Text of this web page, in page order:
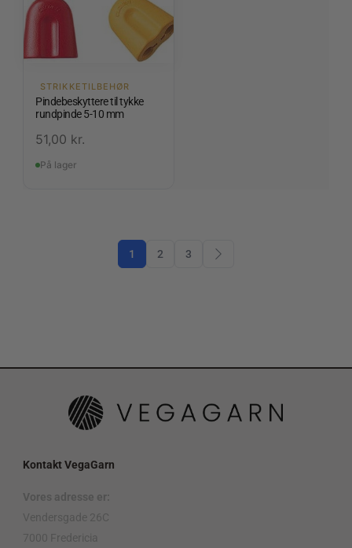
STRIKKETILBEHØR
Pindebeskyttere til tykke
rundpinde 5-10 mm
51,00 kr.
På lager
1 2 3
Kontakt VegaGarn
Vores adresse er:
Vendersgade 26C
7000 Fredericia